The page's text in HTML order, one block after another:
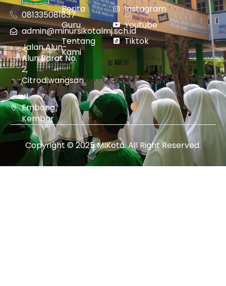
081335081837
admin@minursikotalmj.sch.id
Jalan Alun-
Alun Barat No.
2,
Citrodiwangsan
Jl.
Embong
Kembar
Berita
Guru
Tentang
Kami
Instagram
Youtube
Tiktok
Copyright © 2025 MIKota. All Right Reserved.